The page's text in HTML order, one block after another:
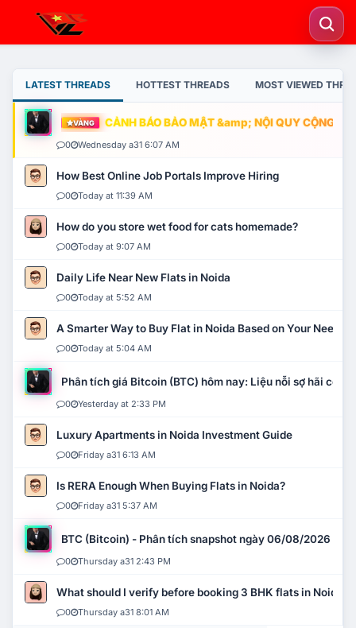
LATEST THREADS HOTTEST THREADS MOST VIEWED
VÀNG CẢNH BÁO BẢO MẬT &amp; NỘI QUY CỘNG
0 Wednesday a31 6:07 AM
How Best Online Job Portals Improve Hiring
0 Today at 11:39 AM
How do you store wet food for cats homemade?
0 Today at 9:07 AM
Daily Life Near New Flats in Noida
0 Today at 5:52 AM
A Smarter Way to Buy Flat in Noida Based on Your Needs
0 Today at 5:04 AM
Phân tích giá Bitcoin (BTC) hôm nay: Liệu nỗi sợ hãi có
0 Yesterday at 2:33 PM
Luxury Apartments in Noida Investment Guide
0 Friday a31 6:13 AM
Is RERA Enough When Buying Flats in Noida?
0 Friday a31 5:37 AM
BTC (Bitcoin) - Phân tích snapshot ngày 06/08/2026
0 Thursday a31 2:43 PM
What should I verify before booking 3 BHK flats in Noida?
0 Thursday a31 8:01 AM